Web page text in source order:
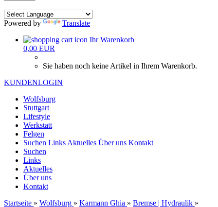
Powered by
Translate
Ihr Warenkorb
0,00 EUR
Sie haben noch keine Artikel in Ihrem Warenkorb.
KUNDENLOGIN
Wolfsburg
Stuttgart
Lifestyle
Werkstatt
Felgen
Suchen Links Aktuelles Über uns Kontakt
Suchen
Links
Aktuelles
Über uns
Kontakt
Startseite » Wolfsburg » Karmann Ghia » Bremse | Hydraulik »